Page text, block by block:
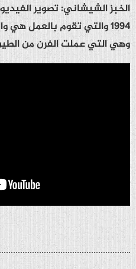
الخبز الشيشاني: تصوير
1994 والتي تقوم بالعمل هي
وهي التي عملت الفرن من